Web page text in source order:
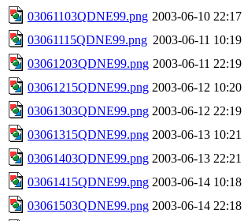
03061103QDNE99.png 2003-06-10 22:17
03061115QDNE99.png 2003-06-11 10:19
03061203QDNE99.png 2003-06-11 22:19
03061215QDNE99.png 2003-06-12 10:20
03061303QDNE99.png 2003-06-12 22:19
03061315QDNE99.png 2003-06-13 10:21
03061403QDNE99.png 2003-06-13 22:21
03061415QDNE99.png 2003-06-14 10:18
03061503QDNE99.png 2003-06-14 22:18